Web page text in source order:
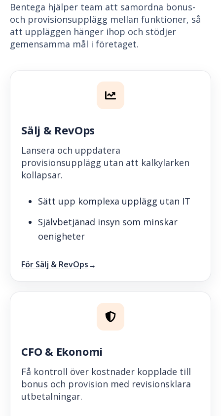
Bentega hjälper team att samordna bonus-
och provisionsupplägg mellan funktioner, så
att uppläggen hänger ihop och stödjer
gemensamma mål i företaget.
Sälj & RevOps
Lansera och uppdatera
provisionsupplägg utan att kalkylarken
kollapsar.
Sätt upp komplexa upplägg utan IT
Självbetjänad insyn som minskar
oenigheter
För Sälj & RevOps→
CFO & Ekonomi
Få kontroll över kostnader kopplade till
bonus och provision med revisionsklara
utbetalningar.